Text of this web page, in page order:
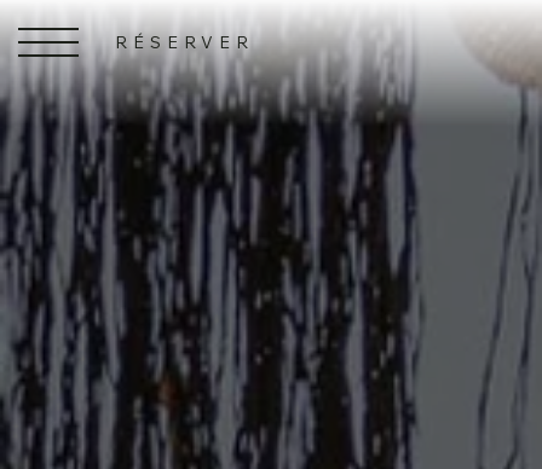
RÉSERVER